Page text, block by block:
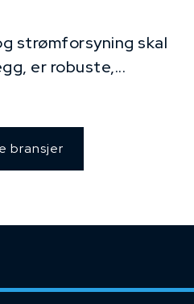
strømforsyning skal
er robuste,...
bransjer